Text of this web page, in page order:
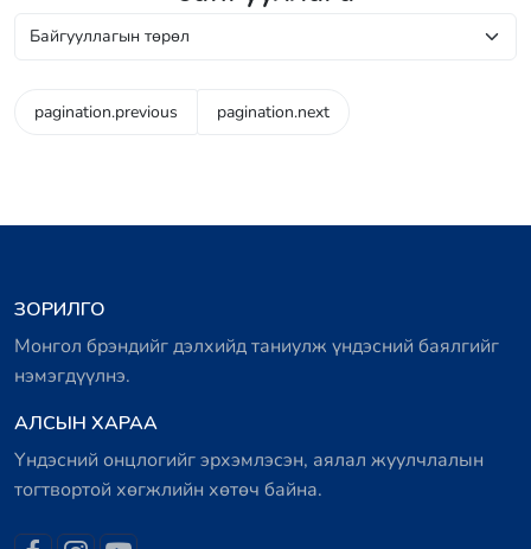
pagination.previous pagination.next
ЗОРИЛГО
Монгол брэндийг дэлхийд таниулж үндэсний баялгийг
нэмэгдүүлнэ.
АЛСЫН ХАРАА
Үндэсний онцлогийг эрхэмлэсэн, аялал жуулчлалын
тогтвортой хөгжлийн хөтөч байна.